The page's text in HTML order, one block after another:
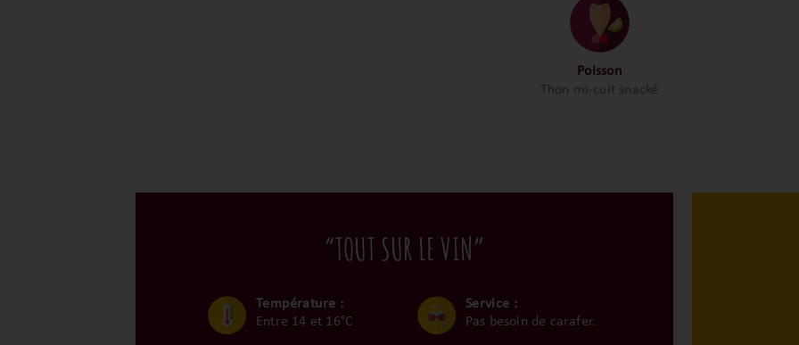
Poisson
Thon mi-cuit snacké
“TOUT SUR LE VIN”
Température :
Entre 14 et 16°C
Service :
Pas besoin de carafer.